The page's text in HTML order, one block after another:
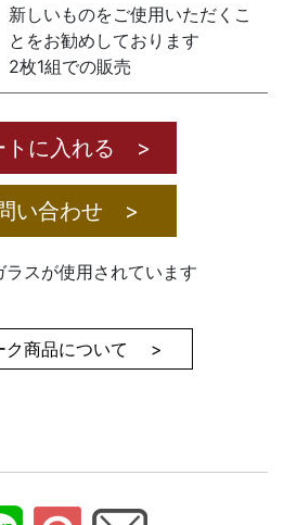
新しいものをご使用いただくこ
とをお勧めしております
2枚1組での販売
トに入れる >
い合わせ >
スが使用されています
ク商品について >